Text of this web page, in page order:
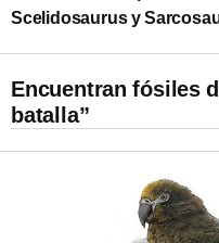
Scelidosaurus y
Encuentran fósiles
batalla”